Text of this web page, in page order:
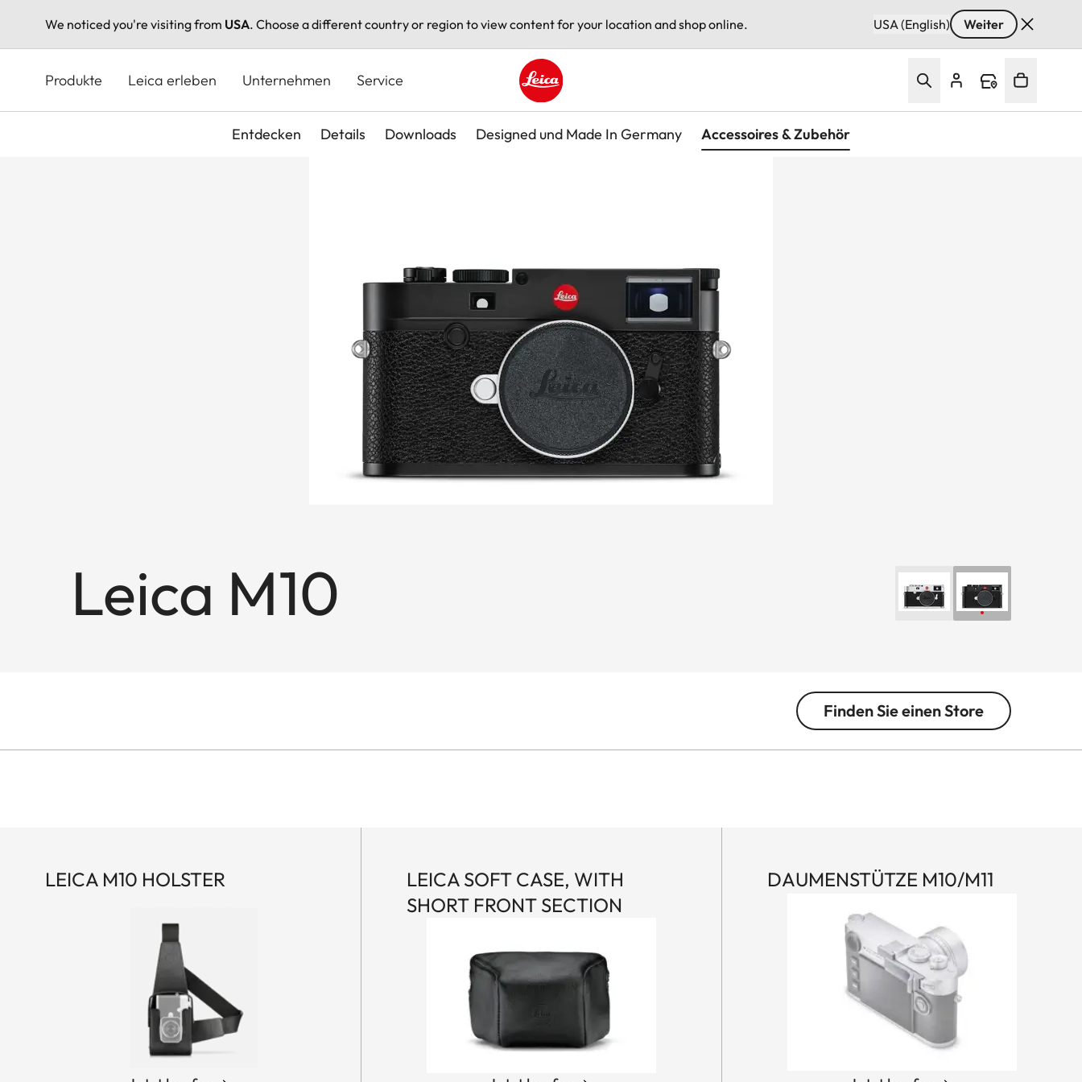
We noticed you're visiting from USA. Choose a different country or region to view content for your location and shop online. USA (English) Weiter
Produkte Leica erleben Unternehmen Service
Leica logo - Home
Entdecken Details Downloads Designed und Made In Germany Accessoires & Zubehör
Leica M10
Finden Sie einen Store
LEICA M10 HOLSTER
LEICA SOFT CASE, WITH
SHORT FRONT SECTION
DAUMENSTÜTZE M10/M11